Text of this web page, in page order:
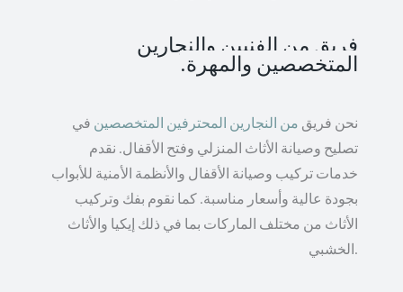
فريق من الفنيين والنجارين
المتخصصين والمهرة.
نحن فريق من النجارين المحترفين المتخصصين في
تصليح وصيانة الأثاث المنزلي وفتح الأقفال. نقدم
خدمات تركيب وصيانة الأقفال والأنظمة الأمنية للأبواب
بجودة عالية وأسعار مناسبة. كما نقوم بفك وتركيب
الأثاث من مختلف الماركات بما في ذلك إيكيا والأثاث
الخشبي.